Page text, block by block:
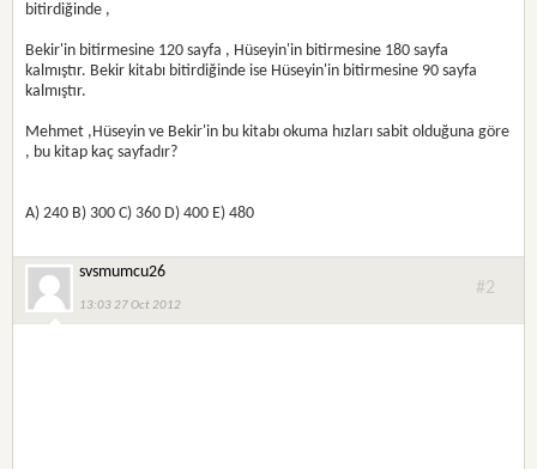
bitirdiğinde ,
Bekir'in bitirmesine 120 sayfa , Hüseyin'in bitirmesine 180 sayfa
kalmıştır. Bekir kitabı bitirdiğinde ise Hüseyin'in bitirmesine 90 sayfa
kalmıştır.
Mehmet ,Hüseyin ve Bekir'in bu kitabı okuma hızları sabit olduğuna göre
, bu kitap kaç sayfadır?
A) 240 B) 300 C) 360 D) 400 E) 480
svsmumcu26
13:03 27 Oct 2012
#2